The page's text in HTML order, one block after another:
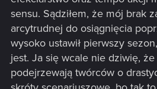
sensu. Sądziłem, że mój brak
arcytrudnej do osiągnięcia
wysoko ustawił pierwszy
jest. Ja się wcale nie dziwię,
podejrzewają twórców o